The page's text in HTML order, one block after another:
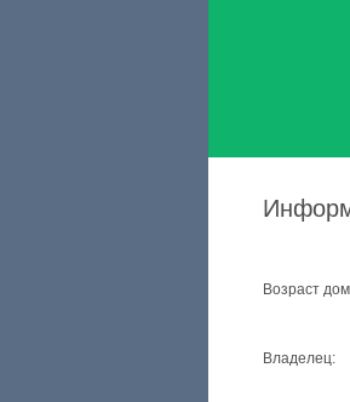
Возраст
Владелец: